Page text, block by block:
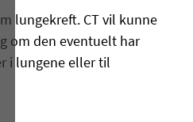
lungekreft. CT vil kunne
om den eventuelt har
i lungene eller til